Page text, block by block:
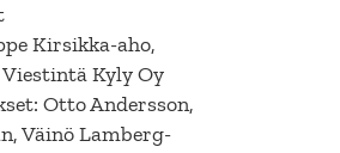
Kirsikka-aho,
Kyly Oy
Otto Andersson,
Väinö Lamberg-